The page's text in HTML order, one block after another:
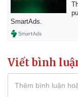
SmartAds.
Viết bình